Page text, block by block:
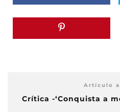
Artículo
Crítica -‘Conquista a